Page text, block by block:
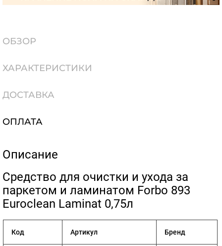
ОБЗОР
ХАРАКТЕРИСТИКИ
ДОСТАВКА
ОПЛАТА
Описание
​Средство для очистки и ухода за
паркeтом и ламинaтом Forbo 893
Euroclean Laminat 0,75л
Код Артикул Бренд